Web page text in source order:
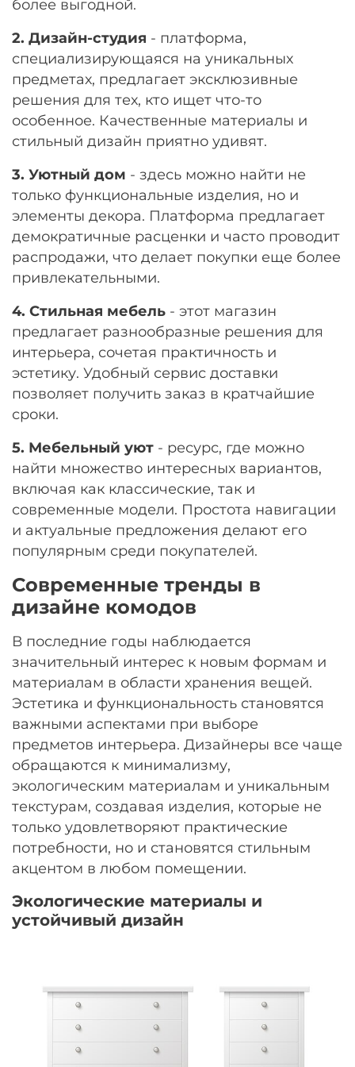
более выгодной.
2. Дизайн-студия - платформа,
специализирующаяся на уникальных
предметах, предлагает эксклюзивные
решения для тех, кто ищет что-то
особенное. Качественные материалы и
стильный дизайн приятно удивят.
3. Уютный дом - здесь можно найти не
только функциональные изделия, но и
элементы декора. Платформа предлагает
демократичные расценки и часто проводит
распродажи, что делает покупки еще более
привлекательными.
4. Стильная мебель - этот магазин
предлагает разнообразные решения для
интерьера, сочетая практичность и
эстетику. Удобный сервис доставки
позволяет получить заказ в кратчайшие
сроки.
5. Мебельный уют - ресурс, где можно
найти множество интересных вариантов,
включая как классические, так и
современные модели. Простота навигации
и актуальные предложения делают его
популярным среди покупателей.
Современные тренды в
дизайне комодов
В последние годы наблюдается
значительный интерес к новым формам и
материалам в области хранения вещей.
Эстетика и функциональность становятся
важными аспектами при выборе
предметов интерьера. Дизайнеры все чаще
обращаются к минимализму,
экологическим материалам и уникальным
текстурам, создавая изделия, которые не
только удовлетворяют практические
потребности, но и становятся стильным
акцентом в любом помещении.
Экологические материалы и
устойчивый дизайн